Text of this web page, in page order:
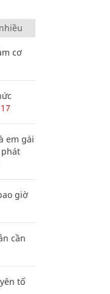
cơ
17
em gái
giờ
cần
tố